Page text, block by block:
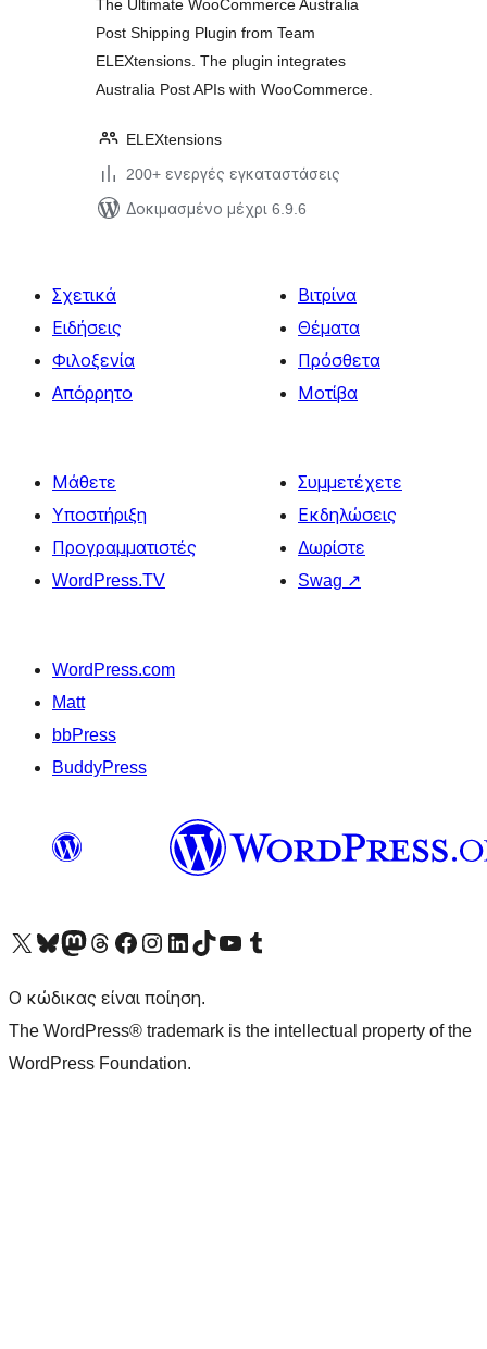
The Ultimate WooCommerce Australia
Post Shipping Plugin from Team
ELEXtensions. The plugin integrates
Australia Post APIs with WooCommerce.
ELEXtensions
200+ ενεργές εγκαταστάσεις
Δοκιμασμένο μέχρι 6.9.6
Σχετικά
Ειδήσεις
Φιλοξενία
Απόρρητο
Βιτρίνα
Θέματα
Πρόσθετα
Μοτίβα
Μάθετε
Υποστήριξη
Προγραμματιστές
WordPress.TV
Συμμετέχετε
Εκδηλώσεις
Δωρίστε
Swag ↗
WordPress.com
Matt
bbPress
BuddyPress
Visit our X (formerly Twitter) account
Visit our Bluesky account
Επισκεφθείτε τον λογαριασμό μας στο Mastodon
Visit our Threads account
Επισκεφτείτε τη σελίδα μας στο Facebook
Επισκεφθείτε τον λογαριασμό μας Instagram
Επισκεφθείτε τον λογαριασμό μας LinkedIn
Visit our TikTok account
Visit our YouTube channel
Visit our Tumblr account
Ο κώδικας είναι ποίηση.
The WordPress® trademark is the intellectual property of the
WordPress Foundation.